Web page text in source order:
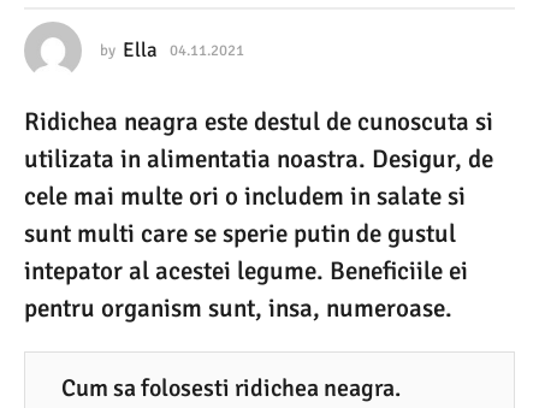
.
0
2
1
0
4
.
1
by Ella 04.11.2021
1
.
2
0
2
Ridichea neagra este destul de cunoscuta si
utilizata in alimentatia noastra. Desigur, de
cele mai multe ori o includem in salate si
sunt multi care se sperie putin de gustul
intepator al acestei legume. Beneficiile ei
pentru organism sunt, insa, numeroase.
Cum sa folosesti ridichea neagra.